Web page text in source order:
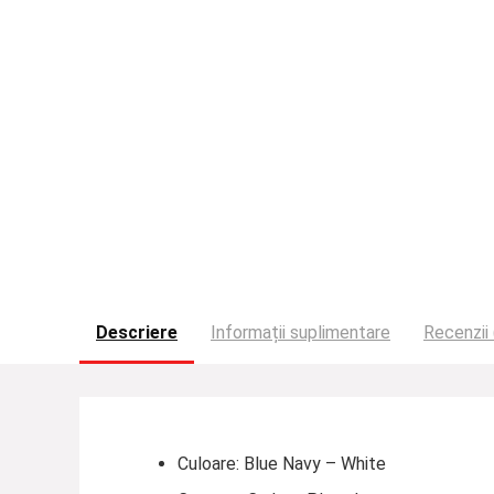
Descriere Informații suplimentare Recenzii
Culoare: Blue Navy – White